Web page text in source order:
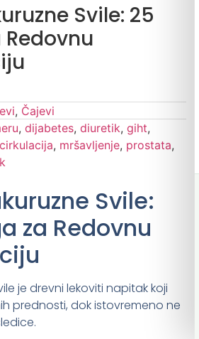
Svile: 25
Redovnu
, Čajevi
, dijabetes, diuretik, giht,
, mršavljenje, prostata,
Svile:
za Redovnu
je drevni lekoviti napitak koji
prednosti, dok istovremeno ne